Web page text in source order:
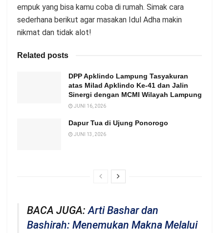
empuk yang bisa kamu coba di rumah. Simak cara
sederhana berikut agar masakan Idul Adha makin
nikmat dan tidak alot!
Related posts
DPP Apklindo Lampung Tasyakuran
atas Milad Apklindo Ke-41 dan Jalin
Sinergi dengan MCMI Wilayah Lampung
JUNI 16, 2026
Dapur Tua di Ujung Ponorogo
JUNI 13, 2026
BACA JUGA:Arti Bashar dan
Bashirah: Menemukan Makna Melalui